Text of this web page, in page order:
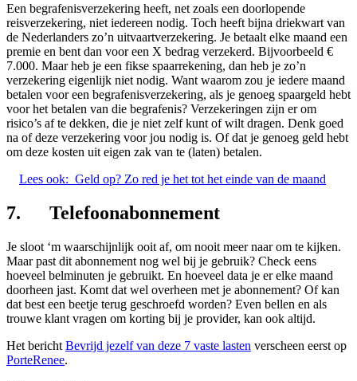
Een begrafenisverzekering heeft, net zoals een doorlopende
reisverzekering, niet iedereen nodig. Toch heeft bijna driekwart van
de Nederlanders zo’n uitvaartverzekering. Je betaalt elke maand een
premie en bent dan voor een X bedrag verzekerd. Bijvoorbeeld €
7.000. Maar heb je een fikse spaarrekening, dan heb je zo’n
verzekering eigenlijk niet nodig. Want waarom zou je iedere maand
betalen voor een begrafenisverzekering, als je genoeg spaargeld hebt
voor het betalen van die begrafenis? Verzekeringen zijn er om
risico’s af te dekken, die je niet zelf kunt of wilt dragen. Denk goed
na of deze verzekering voor jou nodig is. Of dat je genoeg geld hebt
om deze kosten uit eigen zak van te (laten) betalen.
Lees ook: Geld op? Zo red je het tot het einde van de maand
7. Telefoonabonnement
Je sloot ‘m waarschijnlijk ooit af, om nooit meer naar om te kijken.
Maar past dit abonnement nog wel bij je gebruik? Check eens
hoeveel belminuten je gebruikt. En hoeveel data je er elke maand
doorheen jast. Komt dat wel overheen met je abonnement? Of kan
dat best een beetje terug geschroefd worden? Even bellen en als
trouwe klant vragen om korting bij je provider, kan ook altijd.
Het bericht Bevrijd jezelf van deze 7 vaste lasten verscheen eerst op
PorteRenee.